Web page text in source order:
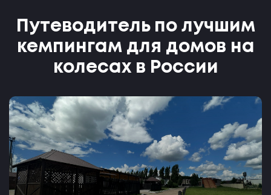
Путеводитель по лучшим
кемпингам для домов на
колесах в России